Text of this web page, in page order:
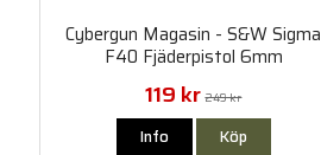
Cybergun Magasin - S&W Sigma
F40 Fjäderpistol 6mm
119 kr 249 kr
Info Köp